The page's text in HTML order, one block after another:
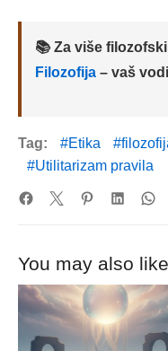
📚 Za više
Filozofija – vaš
Tag: Etika
Utilitarizam pravila
You may also